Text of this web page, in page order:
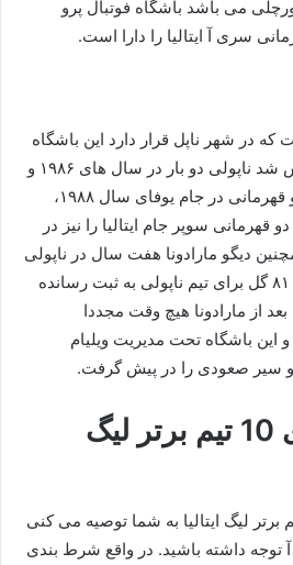
می باشد باشگاه فوتبال پرو
که در شهر ناپل قرار دارد این باشگاه
در ۱ اوت سال ۱۹۲۶ تأسیس شد ناپولی دو بار در سال‌ های ۱۹۸۶ و
۱۹۸۹، قهرمان سری آ شد و قهرمانی در جام یوفای سال ۱۹۸۸،
قهرمانی سوپر جام ایتالیا را نیز در
دیگو مارادونا هفت سال در ناپولی
بازی می‌کرد و در ۱۸۸ بازی ۸۱ گل برای تیم ناپولی به ثبت رسانده
از مارادونا هیچ‌ وقت مجددا
باشگاه تحت مدیریت ویلیام
سیر صعودی را در پیش گرفت.
شرط بندی روی 10 تیم برتر لیگ
شرط بندی روی 10 تیم برتر لیگ ایتالیا به شما توصیه می کنی
داشته باشید. در واقع شرط بندی